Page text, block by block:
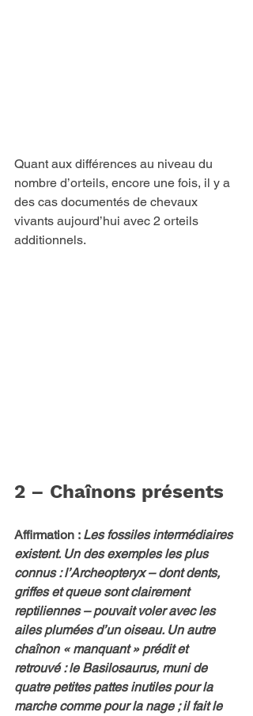
Quant aux différences au niveau du
nombre d’orteils, encore une fois, il y a
des cas documentés de chevaux
vivants aujourd’hui avec 2 orteils
additionnels.
2 – Chaînons présents
Affirmation : Les fossiles intermédiaires
existent. Un des exemples les plus
connus : l’Archeopteryx – dont dents,
griffes et queue sont clairement
reptiliennes – pouvait voler avec les
ailes plumées d’un oiseau. Un autre
chaînon « manquant » prédit et
retrouvé : le Basilosaurus, muni de
quatre petites pattes inutiles pour la
marche comme pour la nage ; il fait le